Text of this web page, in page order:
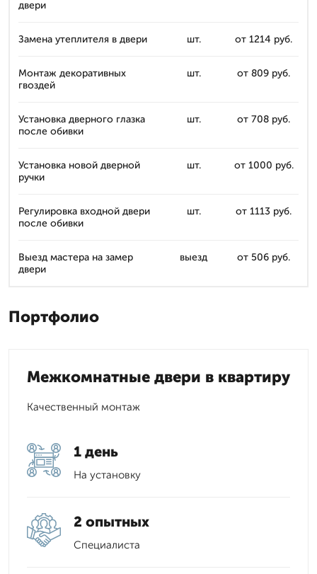
двери
Замена утеплителя в двери шт. от 1214 руб.
Монтаж декоративных
гвоздей
шт. от 809 руб.
Установка дверного глазка
после обивки
шт. от 708 руб.
Установка новой дверной
ручки
шт. от 1000 руб.
Регулировка входной двери
после обивки
шт. от 1113 руб.
Выезд мастера на замер
двери
выезд от 506 руб.
Портфолио
Межкомнатные двери в квартиру
Качественный монтаж
1 день
На установку
2 опытных
Специалиста